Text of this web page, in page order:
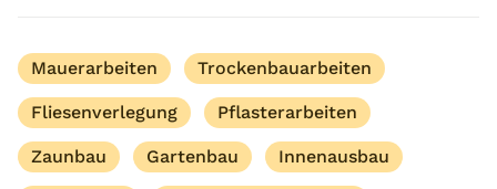
Mauerarbeiten Trockenbauarbeiten
Fliesenverlegung Pflasterarbeiten
Zaunbau Gartenbau Innenausbau